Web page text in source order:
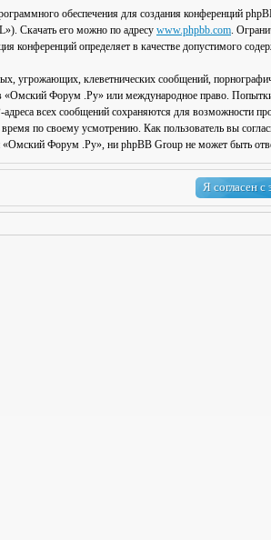
обеспечения для создания конференций
Скачать его можно по адресу www.phpbb.com.
конференций определяет в качестве допустимого
угрожающих, клеветнических сообщений,
«Омский Форум .Ру» или международное право.
всех сообщений сохраняются для возможности
по своему усмотрению. Как пользователь вы
Форум .Ру», ни phpBB Group не может быть